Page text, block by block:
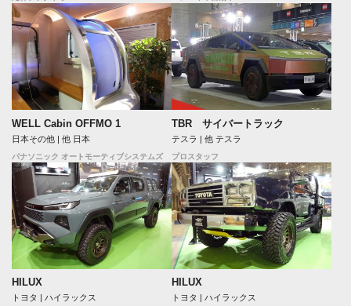
WELL Cabin OFFMO 1
日本その他 | 他 日本
パナソニック オートモーティブシステムズ
TBR サイバートラック
テスラ | 他 テスラ
プロスタッフ
HILUX
トヨタ | ハイラックス
HILUX
トヨタ | ハイラックス